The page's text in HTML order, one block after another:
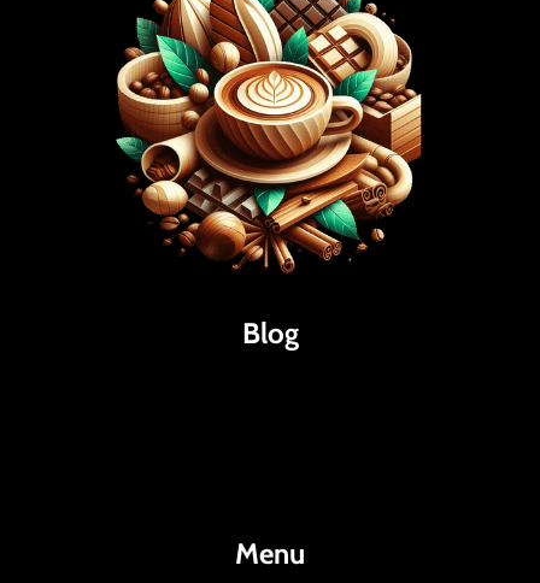
Blog
Menu